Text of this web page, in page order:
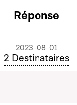
Réponse
2023-08-01
2 Destinataires